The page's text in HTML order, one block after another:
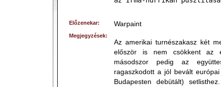
Előzenekar: Warpaint
Megjegyzések:
Az amerikai turnészakasz két
először is nem csökkent az
másodszor pedig az
ragaszkodott a jól bevált
Budapesten debütált)